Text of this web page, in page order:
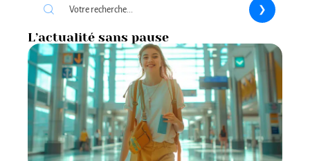
L’actualité sans pause